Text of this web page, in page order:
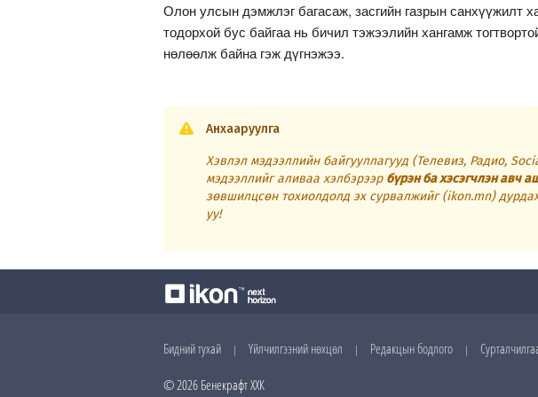
Олон улсын дэмжлэг багасаж, засгийн газрын санхүүжилт
тодорхой бус байгаа нь бичил тэжээлийн хангамж
нөлөөлж байна гэж дүгнэжээ.
Анхааруулга
Хэвлэл мэдээллийн байгууллагууд (Телевиз, Радио,
мэдээллийг аливаа хэлбэрээр бүрэн ба хэсэгчлэн авч
зөвшилцсөн тохиолдолд эх сурвалжийг (ikon.mn)
уу!
Бидний тухай | Үйлчилгээний нөхцөл | Редакцын бодлого |
© 2026 Бенекрафт ХХК